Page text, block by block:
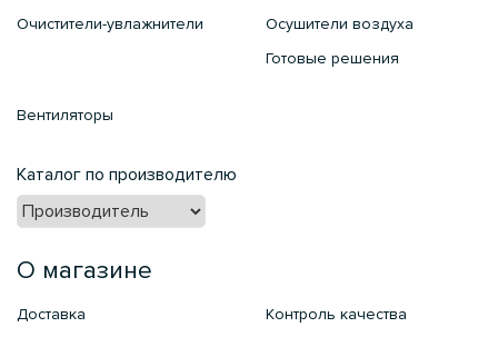
Очистители-увлажнители
Осушители воздуха
Готовые решения
Вентиляторы
Каталог по производителю
О магазине
Доставка
Контроль качества